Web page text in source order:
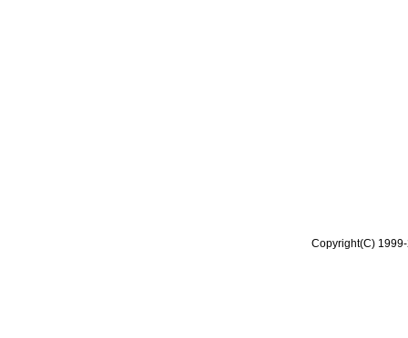
Copyright(C)